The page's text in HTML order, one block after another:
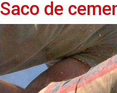
Saco de